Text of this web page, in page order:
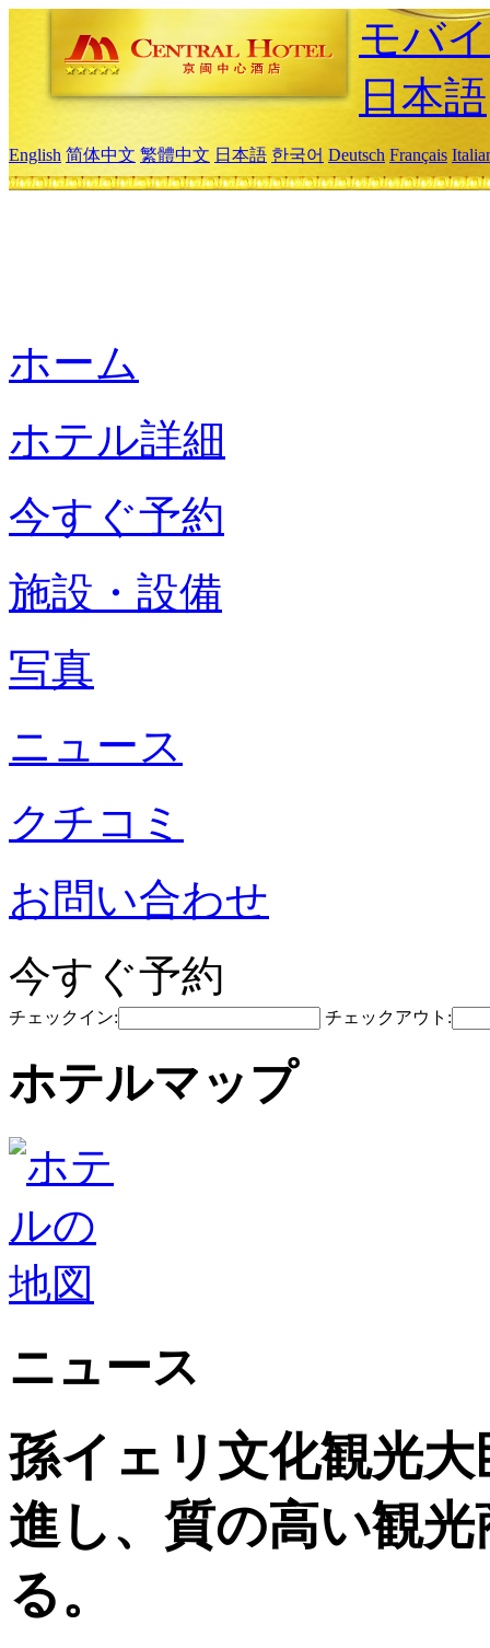
モバ
日本語
English 简体中文 繁體中文 日本語 한국어 Deutsch Français
ホーム
ホテル詳細
今すぐ予約
施設・設備
写真
ニュース
クチコミ
お問い合わせ
今すぐ予約
チェックイン: チェックアウト:
ホテルマップ
ニュース
孫イェリ文化観光
進し、質の高い観
る。